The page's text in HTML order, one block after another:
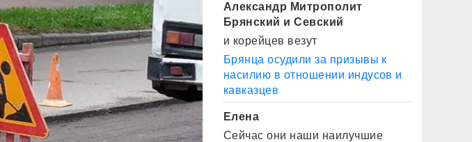
Александр Митрополит
Брянский и Севский
и корейцев везут
Брянца осудили за призывы к
насилию в отношении индусов и
кавказцев
Елена
Сейчас они наши наилучшие